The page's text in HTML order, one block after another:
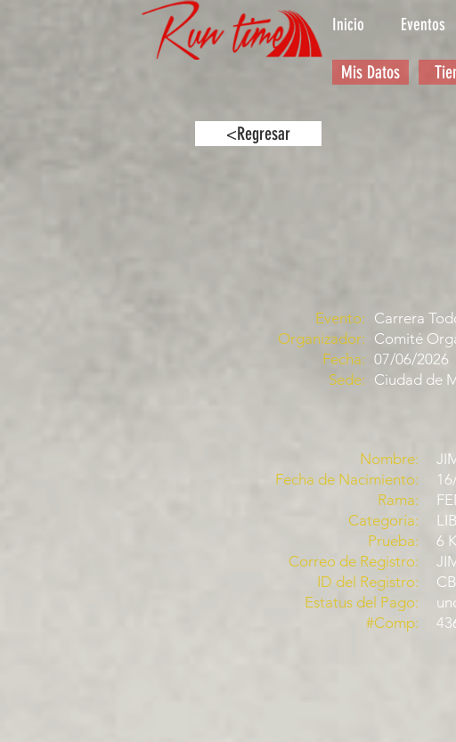
Inicio Eventos
Mis Datos
<Regresar
Evento:
Organizador:
Fecha:
Sede:
Carrera
Comité
07/06/2026
Ciudad de
Nombre:
Fecha de Nacimiento:
Rama:
Categoría:
Prueba:
Correo de Registro:
ID del Registro:
Estatus del Pago:
#Comp:
6